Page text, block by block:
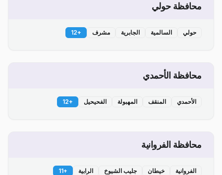
محافظة حولي
حولي السالمية الجابرية مشرف +
12
محافظة الأحمدي
الأحمدي المنقف المهبولة الفحيحيل +
12
محافظة الفروانية
الفروانية خيطان جليب الشيوخ الرابية +
11